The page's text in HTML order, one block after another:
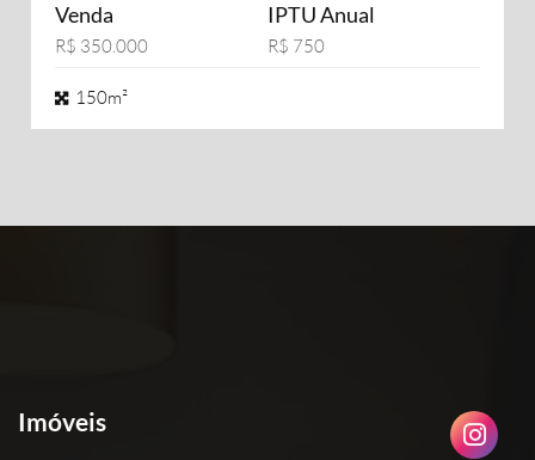
Venda
R$ 350.000
IPTU Anual
R$ 750
150m²
Imóveis